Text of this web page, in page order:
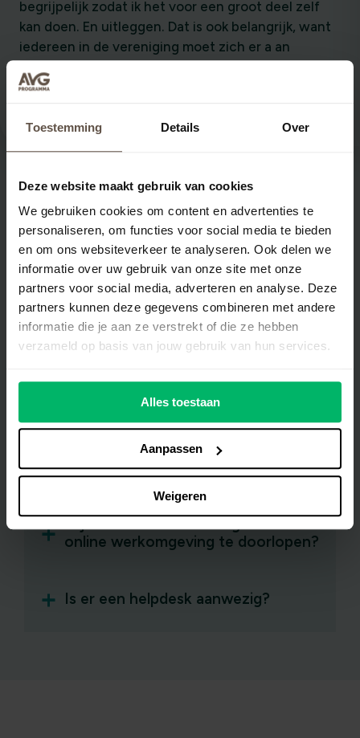
Toestemming Details Over
Deze website maakt gebruik van cookies
We gebruiken cookies om content en advertenties te
personaliseren, om functies voor social media te bieden
en om ons websiteverkeer te analyseren. Ook delen we
informatie over uw gebruik van onze site met onze
partners voor social media, adverteren en analyse. Deze
partners kunnen deze gegevens combineren met andere
informatie die je aan ze verstrekt of die ze hebben
verzameld op basis van jouw gebruik van hun services.
Alles toestaan
Aanpassen
Weigeren
begrijpelijk zodat ik het voor een groot deel zelf
kan doen. En uitleggen. Dat is ook belangrijk, want
iedereen in de vereniging moet zich er a an
houden.
Kan ik ook kiezen voor per maand
factureren?
Wat zijn de voordelen van het AVG
OK-vignet?
betrekken bij AVG-support.nl?
Wat gebeurt er als ik het
stappenplan heb voltooid?
online werkomgeving te doorlopen?
Is er een helpdesk aanwezig?